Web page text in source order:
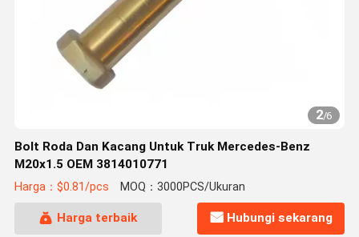
2/6
Bolt Roda Dan Kacang Untuk Truk Mercedes-Benz
M20x1.5 OEM 3814010771
Harga：$0.81/pcs MOQ：3000PCS/Ukuran
Harga terbaik Hubungi sekarang